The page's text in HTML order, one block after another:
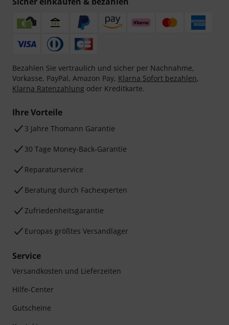
Bezahlen Sie vertraulich und sicher per Nachnahme,
Vorkasse, PayPal, Amazon Pay, Klarna Sofort bezahlen,
Klarna Ratenzahlung oder Kreditkarte.
Ihre Vorteile
3 Jahre Thomann Garantie
30 Tage Money-Back-Garantie
Reparaturservice
Beratung durch Fachexperten
Zufriedenheitsgarantie
Europas größtes Versandlager
Service
Versandkosten und Lieferzeiten
Hilfe-Center
Gutscheine